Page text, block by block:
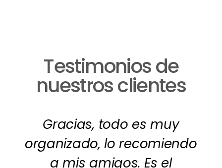
Testimonios de
nuestros clientes
Gracias, todo es muy
organizado, lo recomiendo
a mis amigos. Es el